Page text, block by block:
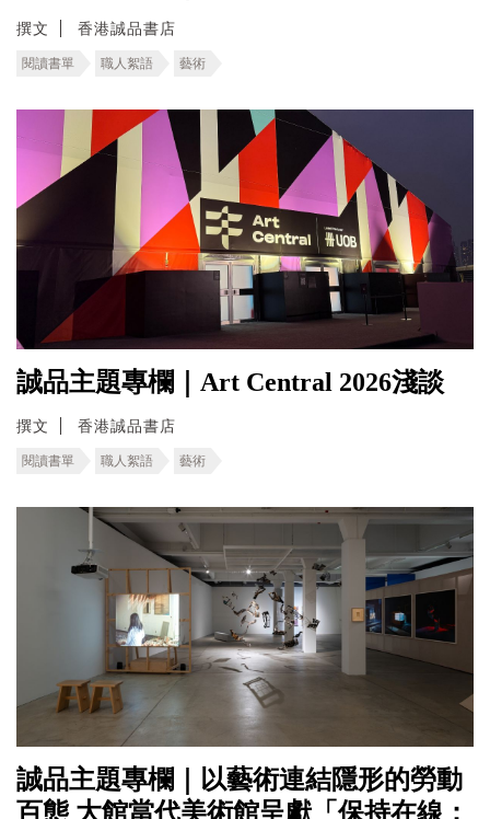
撰文 香港誠品書店
閱讀書單 職人絮語 藝術
誠品主題專欄｜Art Central 2026淺談
撰文 香港誠品書店
閱讀書單 職人絮語 藝術
誠品主題專欄｜以藝術連結隱形的勞動
百態 ⼤館當代美術館呈獻「保持在線：